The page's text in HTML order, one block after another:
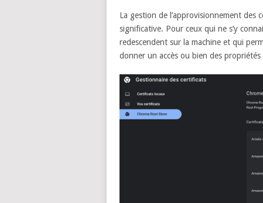
La gestion de l’approvisionnement des
significative. Pour ceux qui ne s’y
redescendent sur la machine et qui
donner un accès ou bien des